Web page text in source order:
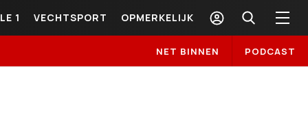
1 VECHTSPORT OPMERKELIJK
NET BINNEN PODCAST